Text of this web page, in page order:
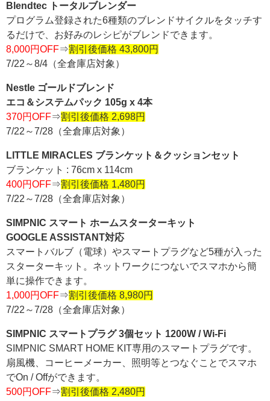
Blendtec トータルブレンダー
プログラム登録された6種類のブレンドサイクルをタッチす
るだけで、お好みのレシピがブレンドできます。
8,000円OFF⇒割引後価格 43,800円
7/22～8/4（全倉庫店対象）
Nestle ゴールドブレンド
エコ＆システムパック 105g x 4本
370円OFF⇒割引後価格 2,698円
7/22～7/28（全倉庫店対象）
LITTLE MIRACLES ブランケット＆クッションセット
ブランケット : 76cm x 114cm
400円OFF⇒割引後価格 1,480円
7/22～7/28（全倉庫店対象）
SIMPNIC スマート ホームスターターキット
GOOGLE ASSISTANT対応
スマートバルブ（電球）やスマートプラグなど5種が入った
スターターキット。ネットワークにつないでスマホから簡
単に操作できます。
1,000円OFF⇒割引後価格 8,980円
7/22～7/28（全倉庫店対象）
SIMPNIC スマートプラグ 3個セット 1200W / Wi-Fi
SIMPNIC SMART HOME KIT専用のスマートプラグです。
扇風機、コーヒーメーカー、照明等とつなぐことでスマホ
でOn / Offができます。
500円OFF⇒割引後価格 2,480円